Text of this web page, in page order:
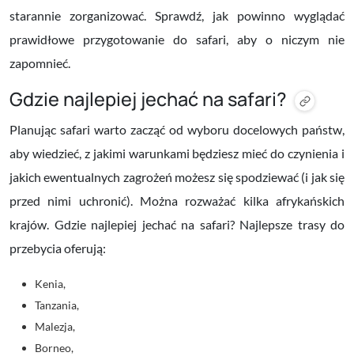
starannie zorganizować. Sprawdź, jak powinno wyglądać
prawidłowe przygotowanie do safari, aby o niczym nie
zapomnieć.
Gdzie najlepiej jechać na safari?
Planując safari warto zacząć od wyboru docelowych państw,
aby wiedzieć, z jakimi warunkami będziesz mieć do czynienia i
jakich ewentualnych zagrożeń możesz się spodziewać (i jak się
przed nimi uchronić). Można rozważać kilka afrykańskich
krajów. Gdzie najlepiej jechać na safari? Najlepsze trasy do
przebycia oferują:
Kenia,
Tanzania,
Malezja,
Borneo,